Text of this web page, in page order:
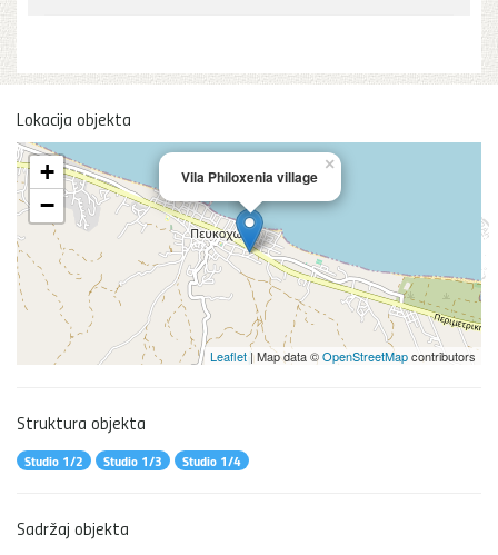
Lokacija objekta
Vila Philoxenia village
×
+
−
Leaflet | Map data ©OpenStreetMapcontributors
Struktura objekta
Studio 1/2 Studio 1/3 Studio 1/4
Sadržaj objekta